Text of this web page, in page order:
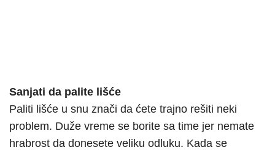
Sanjati da palite lišće
Paliti lišće u snu znači da ćete trajno rešiti neki
problem. Duže vreme se borite sa time jer nemate
hrabrost da donesete veliku odluku. Kada se